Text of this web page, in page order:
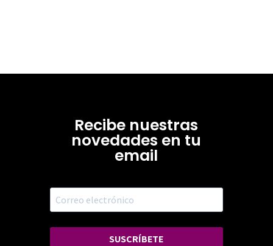
Recibe nuestras
novedades en tu
email
SUSCRÍBETE